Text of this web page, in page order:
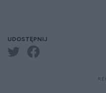
UDOSTĘPNIJ